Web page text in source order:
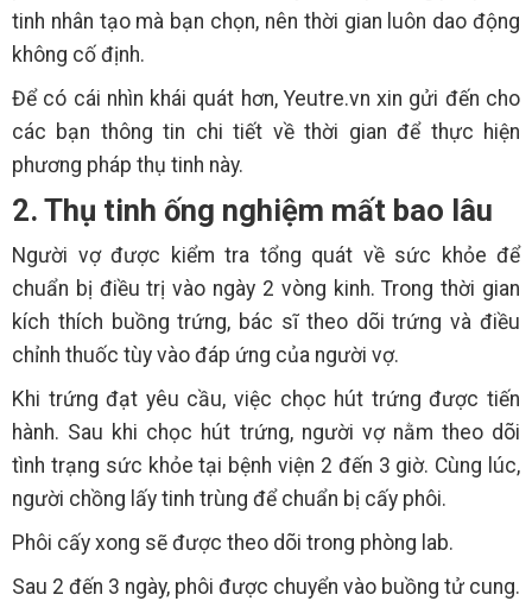
tinh nhân tạo mà bạn chọn, nên thời gian luôn dao động
không cố định.
Để có cái nhìn khái quát hơn, Yeutre.vn xin gửi đến cho
các bạn thông tin chi tiết về thời gian để thực hiện
phương pháp thụ tinh này.
2. Thụ tinh ống nghiệm mất bao lâu
Người vợ được kiểm tra tổng quát về sức khỏe để
chuẩn bị điều trị vào ngày 2 vòng kinh. Trong thời gian
kích thích buồng trứng, bác sĩ theo dõi trứng và điều
chỉnh thuốc tùy vào đáp ứng của người vợ.
Khi trứng đạt yêu cầu, việc chọc hút trứng được tiến
hành. Sau khi chọc hút trứng, người vợ nằm theo dõi
tình trạng sức khỏe tại bệnh viện 2 đến 3 giờ. Cùng lúc,
người chồng lấy tinh trùng để chuẩn bị cấy phôi.
Phôi cấy xong sẽ được theo dõi trong phòng lab.
Sau 2 đến 3 ngày, phôi được chuyển vào buồng tử cung.